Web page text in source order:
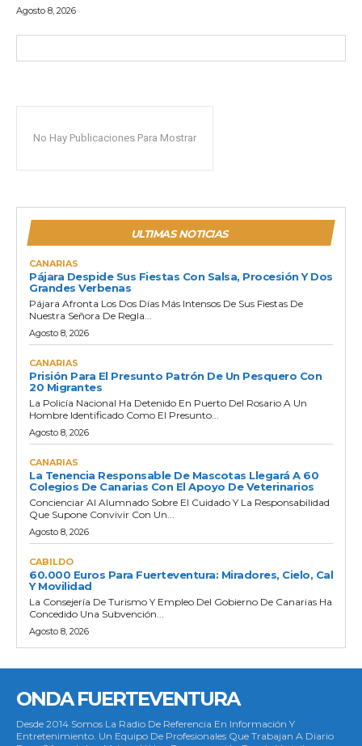
Agosto 8, 2026
No Hay Publicaciones Para Mostrar
ULTIMAS NOTICIAS
CANARIAS
Pájara Despide Sus Fiestas Con Salsa, Procesión Y Dos
Grandes Verbenas
Pájara Afronta Los Dos Días Más Intensos De Sus Fiestas De
Nuestra Señora De Regla...
Agosto 8, 2026
CANARIAS
Prisión Para El Presunto Patrón De Un Pesquero Con
20 Migrantes
La Policía Nacional Ha Detenido En Puerto Del Rosario A Un
Hombre Identificado Como El Presunto...
Agosto 8, 2026
CANARIAS
La Tenencia Responsable De Mascotas Llegará A 60
Colegios De Canarias Con El Apoyo De Veterinarios
Concienciar Al Alumnado Sobre El Cuidado Y La Responsabilidad
Que Supone Convivir Con Un...
Agosto 8, 2026
CABILDO
60.000 Euros Para Fuerteventura: Miradores, Cielo, Cal
Y Movilidad
La Consejería De Turismo Y Empleo Del Gobierno De Canarias Ha
Concedido Una Subvención...
Agosto 8, 2026
ONDA FUERTEVENTURA
Desde 2014 Somos La Radio De Referencia En Información Y
Entretenimiento. Un Equipo De Profesionales Que Trabajan A Diario